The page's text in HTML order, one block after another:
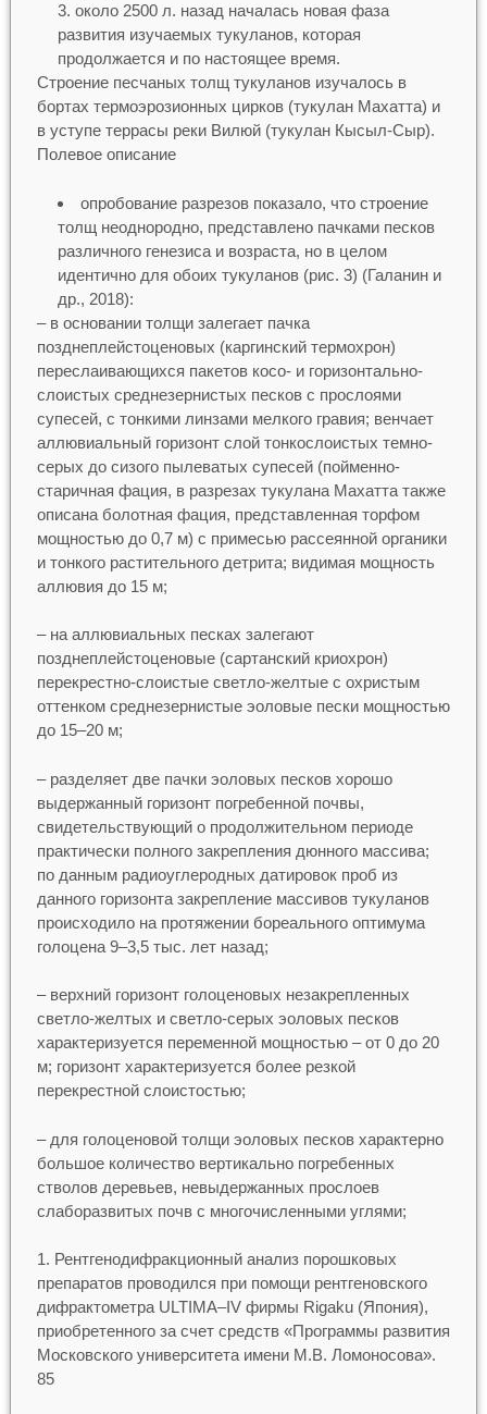
около 2500 л. назад началась новая фаза
развития изучаемых тукуланов, которая
продолжается и по настоящее время.
Строение песчаных толщ тукуланов изучалось в
бортах термоэрозионных цирков (тукулан Махатта) и
в уступе террасы реки Вилюй (тукулан Кысыл-Сыр).
Полевое описание
опробование разрезов показало, что строение
толщ неоднородно, представлено пачками песков
различного генезиса и возраста, но в целом
идентично для обоих тукуланов (рис. 3) (Галанин и
др., 2018):
– в основании толщи залегает пачка
позднеплейстоценовых (каргинский термохрон)
переслаивающихся пакетов косо- и горизонтально-
слоистых среднезернистых песков с прослоями
супесей, с тонкими линзами мелкого гравия; венчает
аллювиальный горизонт слой тонкослоистых темно-
серых до сизого пылеватых супесей (пойменно-
старичная фация, в разрезах тукулана Махатта также
описана болотная фация, представленная торфом
мощностью до 0,7 м) с примесью рассеянной органики
и тонкого растительного детрита; видимая мощность
аллювия до 15 м;
– на аллювиальных песках залегают
позднеплейстоценовые (сартанский криохрон)
перекрестно-слоистые светло-желтые с охристым
оттенком среднезернистые эоловые пески мощностью
до 15–20 м;
– разделяет две пачки эоловых песков хорошо
выдержанный горизонт погребенной почвы,
свидетельствующий о продолжительном периоде
практически полного закрепления дюнного массива;
по данным радиоуглеродных датировок проб из
данного горизонта закрепление массивов тукуланов
происходило на протяжении бореального оптимума
голоцена 9–3,5 тыс. лет назад;
– верхний горизонт голоценовых незакрепленных
светло-желтых и светло-серых эоловых песков
характеризуется переменной мощностью – от 0 до 20
м; горизонт характеризуется более резкой
перекрестной слоистостью;
– для голоценовой толщи эоловых песков характерно
большое количество вертикально погребенных
стволов деревьев, невыдержанных прослоев
слаборазвитых почв с многочисленными углями;
Рентгенодифракционный анализ порошковых
препаратов проводился при помощи рентгеновского
дифрактометра ULTIMA–IV фирмы Rigaku (Япония),
приобретенного за счет средств «Программы развития
Московского университета имени М.В. Ломоносова».
85